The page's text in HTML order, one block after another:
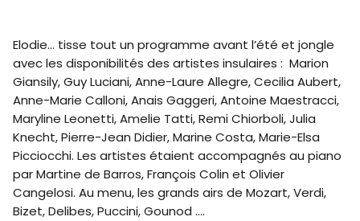
Elodie… tisse tout un programme avant l’été et jongle
avec les disponibilités des artistes insulaires : Marion
Giansily, Guy Luciani, Anne-Laure Allegre, Cecilia Aubert,
Anne-Marie Calloni, Anais Gaggeri, Antoine Maestracci,
Maryline Leonetti, Amelie Tatti, Remi Chiorboli, Julia
Knecht, Pierre-Jean Didier, Marine Costa, Marie-Elsa
Picciocchi. Les artistes étaient accompagnés au piano
par Martine de Barros, François Colin et Olivier
Cangelosi. Au menu, les grands airs de Mozart, Verdi,
Bizet, Delibes, Puccini, Gounod ….